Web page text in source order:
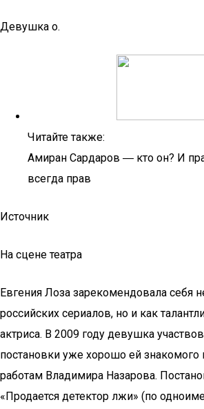
Девушка о.
Читайте также:
Амиран Сардаров ― кто он? И
всегда прав
Источник
На сцене театра
Евгения Лоза зарекомендовала себя
российских сериалов, но и как
актриса. В 2009 году девушка
постановки уже хорошо ей
работам Владимира Назарова.
«Продается детектор лжи» (по